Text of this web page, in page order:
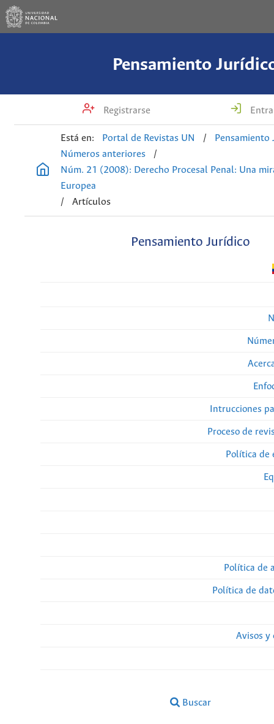
Pensamiento
Registrarse
Está en: Portal de Revistas UN /
Pensamiento
Números anteriores
/
Núm. 21 (2008): Derecho Procesal Penal: Una
Europea
/
Artículos
Pensamiento Jurídico
Intrucciones
Proceso de
Política
Política de
Política de
Avisos y
Buscar